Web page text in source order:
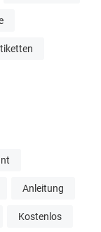
Anleitung
Kostenlos